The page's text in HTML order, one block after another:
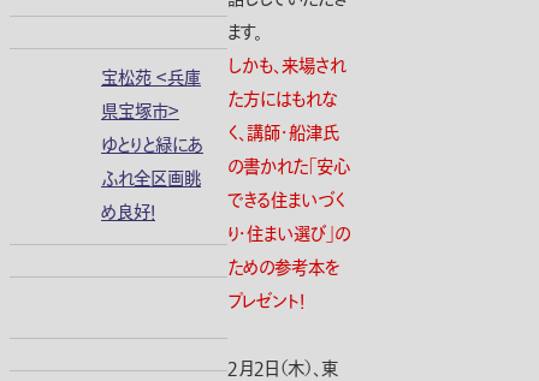
宝松苑 ＜兵庫
県宝塚市＞
ゆとりと緑にあ
ふれ全区画眺
め良好！
ます。
しかも、来場され
た方にはもれな
く、講師・船津氏
の書かれた「安心
できる住まいづく
り・住まい選び」の
ための参考本を
プレゼント！
２月２日（木）、東